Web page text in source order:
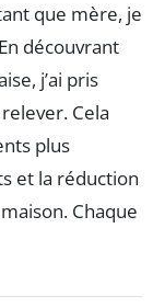
que mère, je
découvrant
j’ai pris
Cela
plus
et la réduction
Chaque